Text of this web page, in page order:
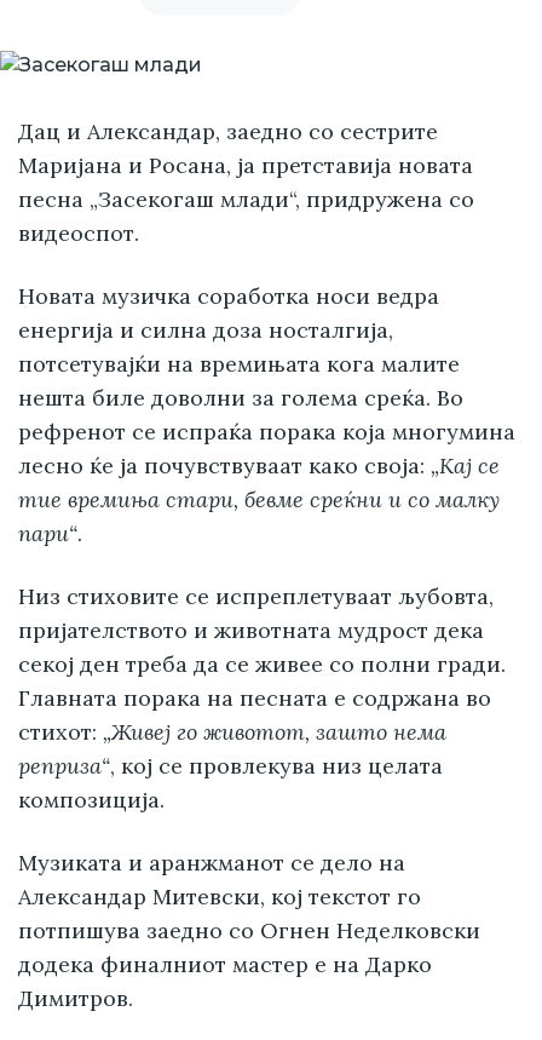
Дац и Александар, заедно со сестрите
Маријана и Росана, ја претставија новата
песна „Засекогаш млади“, придружена со
видеоспот.
Новата музичка соработка носи ведра
енергија и силна доза носталгија,
потсетувајќи на времињата кога малите
нешта биле доволни за голема среќа. Во
рефренот се испраќа порака која многумина
лесно ќе ја почувствуваат како своја: „Кај се
тие времиња стари, бевме среќни и со малку
пари“.
Низ стиховите се испреплетуваат љубовта,
пријателството и животната мудрост дека
секој ден треба да се живее со полни гради.
Главната порака на песната е содржана во
стихот: „Живеј го животот, зашто нема
реприза“, кој се провлекува низ целата
композиција.
Музиката и аранжманот се дело на
Александар Митевски, кој текстот го
потпишува заедно со Огнен Неделковски
додека финалниот мастер е на Дарко
Димитров.